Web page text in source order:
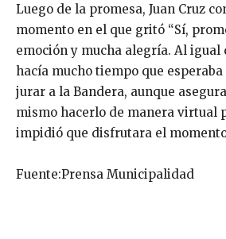
Luego de la promesa, Juan Cruz
momento en el que gritó “Sí,
emoción y mucha alegría. Al igual
hacía mucho tiempo que
jurar a la Bandera, aunque
mismo hacerlo de manera virtual
impidió que disfrutara el
Fuente:Prensa Municipalidad